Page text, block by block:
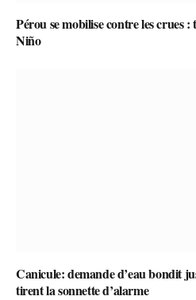
Pérou se mobilise contre les crues
Niño
Canicule: demande d’eau bondit
tirent la sonnette d’alarme